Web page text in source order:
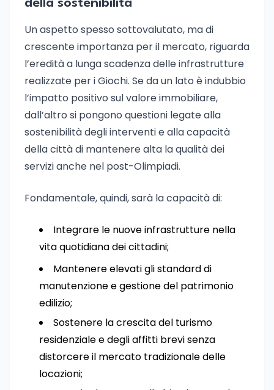
della sostenibilità
Un aspetto spesso sottovalutato, ma di
crescente importanza per il mercato, riguarda
l’eredità a lunga scadenza delle infrastrutture
realizzate per i Giochi. Se da un lato è indubbio
l’impatto positivo sul valore immobiliare,
dall’altro si pongono questioni legate alla
sostenibilità degli interventi e alla capacità
della città di mantenere alta la qualità dei
servizi anche nel post-Olimpiadi.
Fondamentale, quindi, sarà la capacità di:
Integrare le nuove infrastrutture nella
vita quotidiana dei cittadini;
Mantenere elevati gli standard di
manutenzione e gestione del patrimonio
edilizio;
Sostenere la crescita del turismo
residenziale e degli affitti brevi senza
distorcere il mercato tradizionale delle
locazioni;